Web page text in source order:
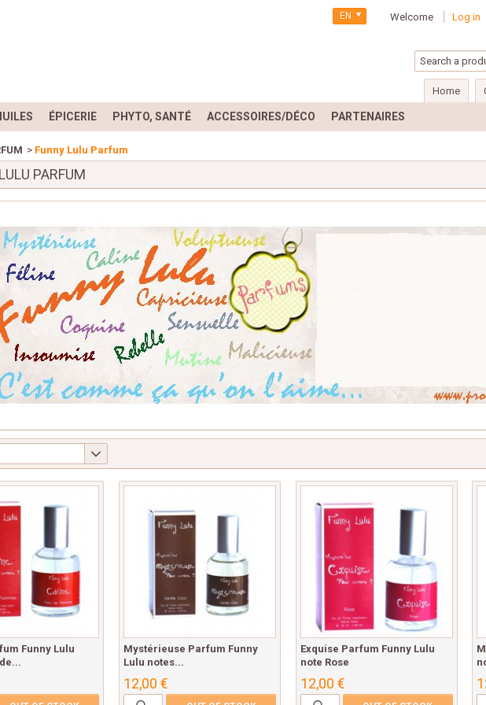
Welcome Log in
EN
Home
ÉPICERIE PHYTO, SANTÉ ACCESSOIRES/DÉCO PARTENAIRES
> Funny Lulu Parfum
PARFUM
Funny Lulu
Mystérieuse Parfum Funny
Lulu notes...
12,00 €
Exquise Parfum Funny Lulu
note Rose
12,00 €